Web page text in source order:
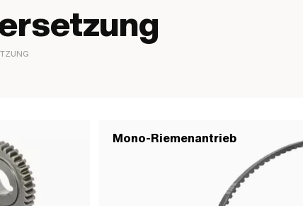
Mono-Riemenantrieb